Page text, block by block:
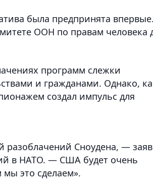
была предпринята
ООН по правам человека
программ слежки
и гражданами. Однако,
создал импульс для
разоблачений Сноудена, —
в НАТО. — США будет очень
мы это сделаем».